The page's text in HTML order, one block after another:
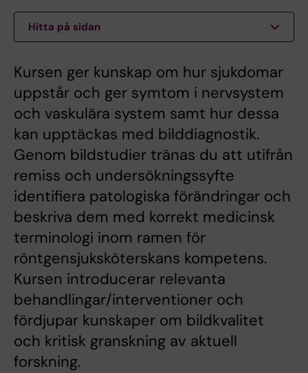
Hitta på sidan
Kursen ger kunskap om hur sjukdomar
uppstår och ger symtom i nervsystem
och vaskulära system samt hur dessa
kan upptäckas med bilddiagnostik.
Genom bildstudier tränas du att utifrån
remiss och undersökningssyfte
identifiera patologiska förändringar och
beskriva dem med korrekt medicinsk
terminologi inom ramen för
röntgensjuksköterskans kompetens.
Kursen introducerar relevanta
behandlingar/interventioner och
fördjupar kunskaper om bildkvalitet
och kritisk granskning av aktuell
forskning.